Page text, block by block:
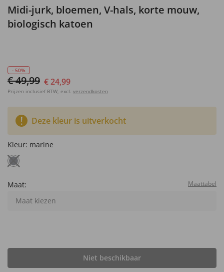
Midi-jurk, bloemen, V-hals, korte mouw,
biologisch katoen
- 50%
€ 49,99 € 24,99
Prijzen inclusief BTW, excl. verzendkosten
Deze kleur is uitverkocht
Kleur: marine
Maat: Maattabel
Maat kiezen
Niet beschikbaar